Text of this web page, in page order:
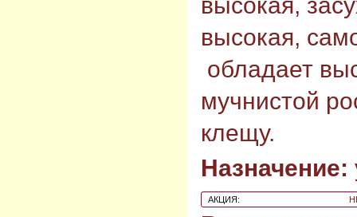
высокая,
высокая,
обладает
мучнистой
клещу.
Назначение:
АКЦИЯ: